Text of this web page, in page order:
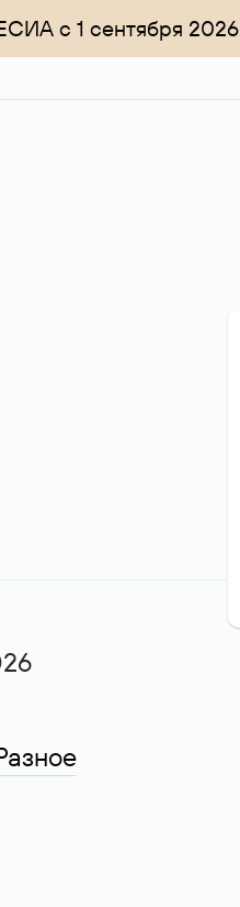
с 1 сентября 2026